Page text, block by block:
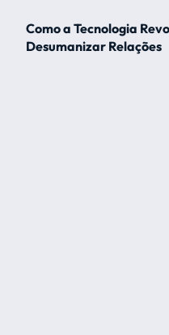
Como a Tecnologia
Desumanizar Relações